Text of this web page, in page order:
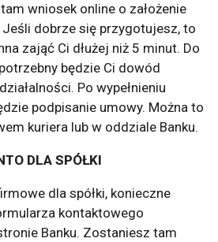
wniosek online o założenie
dobrze się przygotujesz, to
zająć Ci dłużej niż 5 minut. Do
będzie Ci dowód
Po wypełnieniu
podpisanie umowy. Można to
kuriera lub w oddziale Banku.
DLA SPÓŁKI
dla spółki, konieczne
kontaktowego
Banku. Zostaniesz tam